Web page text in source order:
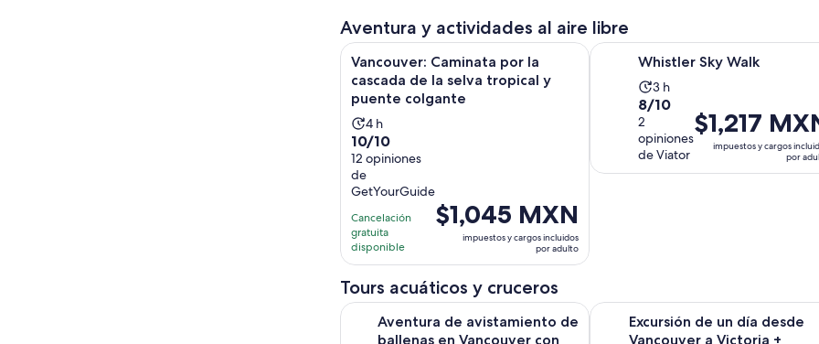
adulto
adulto
Aventura y actividades al aire libre
Vancouver: Caminata por la
cascada de la selva tropical y
puente colgante
La
actividad
dura
4
horas
4 h
10.0
de
10
con
12
opiniones
10/10
12 opiniones
de
GetYourGuide
Cancelación
gratuita
disponible
El
precio
de
$1,045 MXN.
por
adulto
$1,045 MXN
impuestos y cargos incluidos
por adulto
Vancouver: Caminata por la cascada de la selva tropical y puente colgante
Whistler Sky Walk
La
actividad
3
horas
3 h
8.0
de
10
con
2
8/10
2
opiniones
de Viator
El
precio
de
$1,217
impuestos y cargos
por
Whistler Sky Walk Se abrirá en una
Tours acuáticos y cruceros
Aventura de avistamiento de
ballenas en Vancouver con
Aventura de avistamiento de ballenas en Vancouver con fotos gratuitas
Excursión de un día desde
Vancouver a Victoria +
Excursión de un día desde